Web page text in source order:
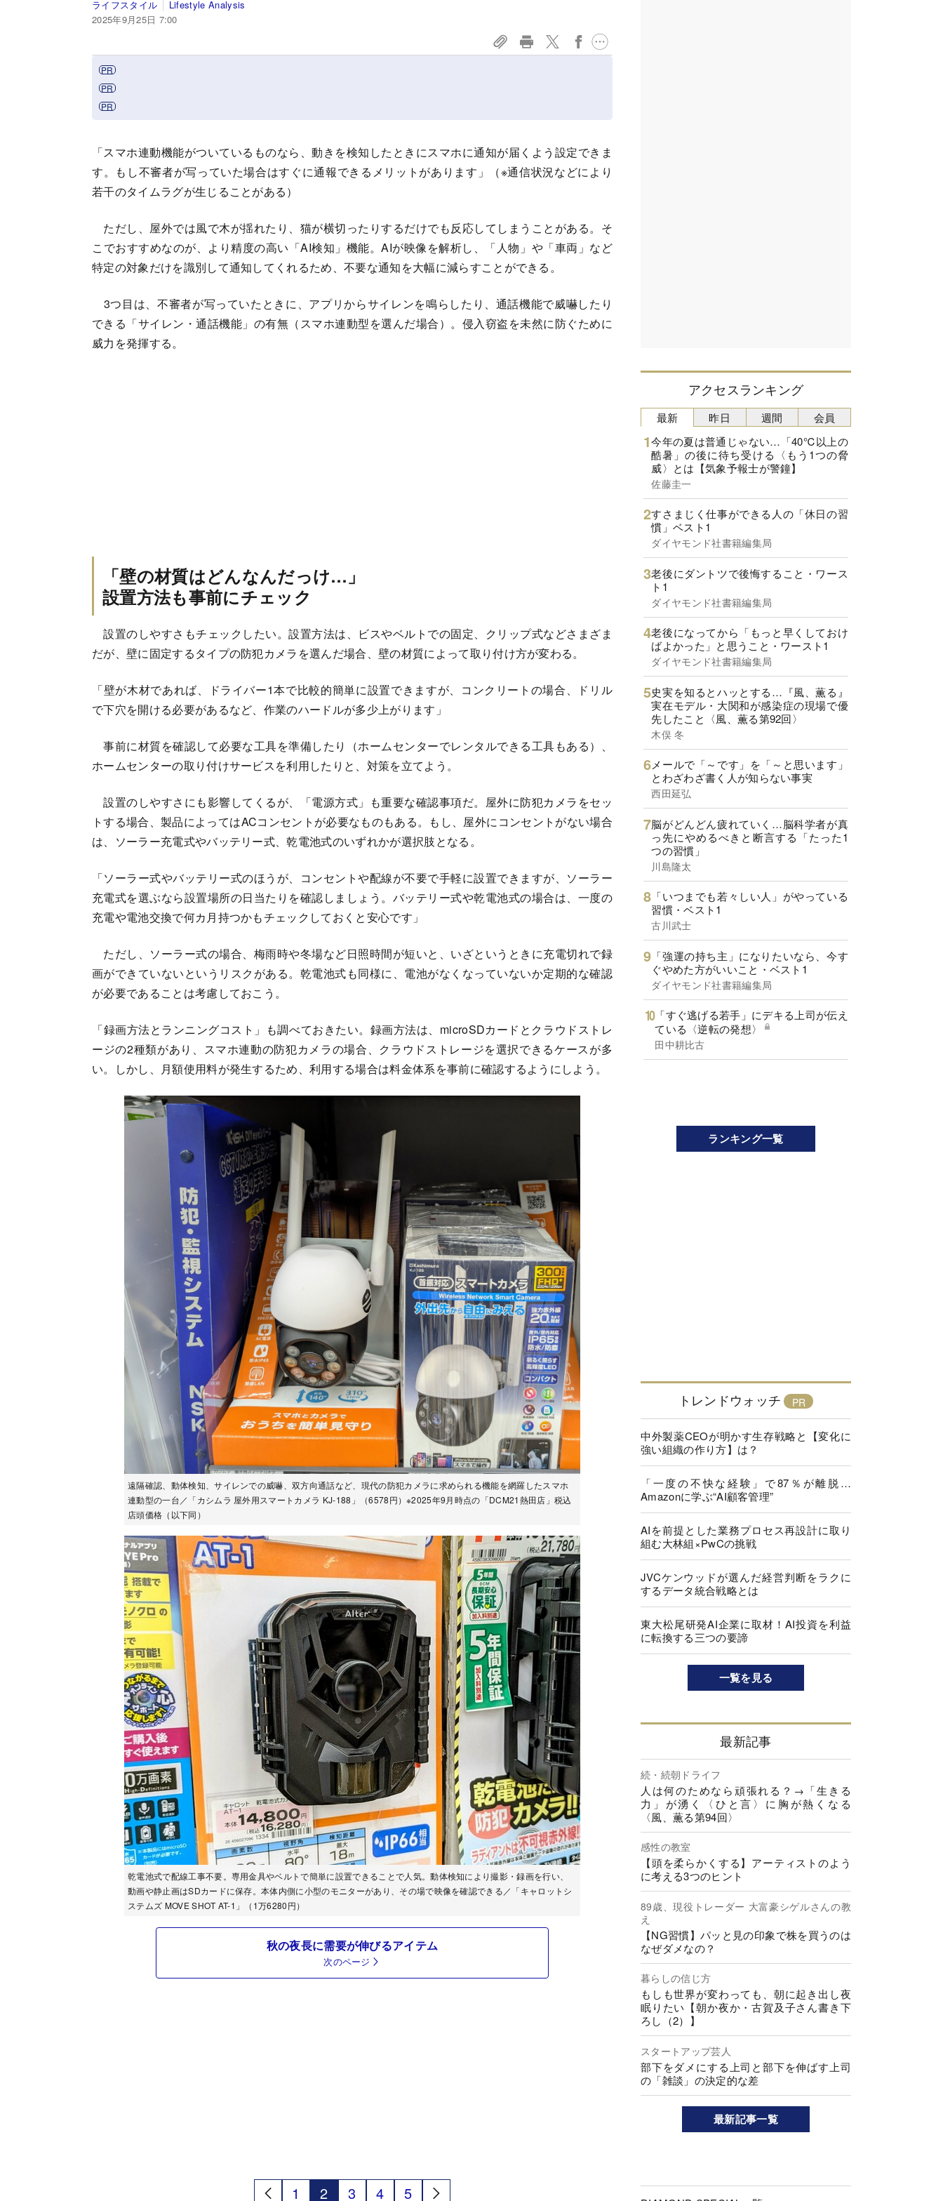
ライフスタイル
Lifestyle Analysis
2025年9月25日 7:00
「スマホ連動機能がついているものなら、動きを検知したときにスマホに通知が届くよう設定できま
す。もし不審者が写っていた場合はすぐに通報できるメリットがあります」（※通信状況などにより
若干のタイムラグが生じることがある）
ただし、屋外では風で木が揺れたり、猫が横切ったりするだけでも反応してしまうことがある。そ
こでおすすめなのが、より精度の高い「AI検知」機能。AIが映像を解析し、「人物」や「車両」など
特定の対象だけを識別して通知してくれるため、不要な通知を大幅に減らすことができる。
3つ目は、不審者が写っていたときに、アプリからサイレンを鳴らしたり、通話機能で威嚇したり
できる「サイレン・通話機能」の有無（スマホ連動型を選んだ場合）。侵入窃盗を未然に防ぐために
威力を発揮する。
「壁の材質はどんなんだっけ…」
設置方法も事前にチェック
設置のしやすさもチェックしたい。設置方法は、ビスやベルトでの固定、クリップ式などさまざま
だが、壁に固定するタイプの防犯カメラを選んだ場合、壁の材質によって取り付け方が変わる。
「壁が木材であれば、ドライバー1本で比較的簡単に設置できますが、コンクリートの場合、ドリル
で下穴を開ける必要があるなど、作業のハードルが多少上がります」
事前に材質を確認して必要な工具を準備したり（ホームセンターでレンタルできる工具もある）、
ホームセンターの取り付けサービスを利用したりと、対策を立てよう。
設置のしやすさにも影響してくるが、「電源方式」も重要な確認事項だ。屋外に防犯カメラをセッ
トする場合、製品によってはACコンセントが必要なものもある。もし、屋外にコンセントがない場合
は、ソーラー充電式やバッテリー式、乾電池式のいずれかが選択肢となる。
「ソーラー式やバッテリー式のほうが、コンセントや配線が不要で手軽に設置できますが、ソーラー
充電式を選ぶなら設置場所の日当たりを確認しましょう。バッテリー式や乾電池式の場合は、一度の
充電や電池交換で何カ月持つかもチェックしておくと安心です」
ただし、ソーラー式の場合、梅雨時や冬場など日照時間が短いと、いざというときに充電切れで録
画ができていないというリスクがある。乾電池式も同様に、電池がなくなっていないか定期的な確認
が必要であることは考慮しておこう。
「録画方法とランニングコスト」も調べておきたい。録画方法は、microSDカードとクラウドストレ
ージの2種類があり、スマホ連動の防犯カメラの場合、クラウドストレージを選択できるケースが多
い。しかし、月額使用料が発生するため、利用する場合は料金体系を事前に確認するようにしよう。
遠隔確認、動体検知、サイレンでの威嚇、双方向通話など、現代の防犯カメラに求められる機能を網羅したスマホ
連動型の一台／「カシムラ 屋外用スマートカメラ KJ-188」（6578円）※2025年9月時点の「DCM21熱田店」税込
店頭価格（以下同）
乾電池式で配線工事不要。専用金具やベルトで簡単に設置できることで人気。動体検知により撮影・録画を行い、
動画や静止画はSDカードに保存。本体内側に小型のモニターがあり、その場で映像を確認できる／「キャロットシ
ステムズ MOVE SHOT AT-1」（1万6280円）
秋の夜長に需要が伸びるアイテム
次のページ
1 2 3 4 5
アクセスランキング
最新
今年の夏は普通じゃない…「40℃以上の
酷暑」の後に待ち受ける〈もう1つの脅
威〉とは【気象予報士が警鐘】
佐藤圭一
すさまじく仕事ができる人の「休日の習
慣」ベスト1
ダイヤモンド社書籍編集局
老後にダントツで後悔すること・ワース
ト1
ダイヤモンド社書籍編集局
老後になってから「もっと早くしておけ
ばよかった」と思うこと・ワースト1
ダイヤモンド社書籍編集局
史実を知るとハッとする…『風、薫る』
実在モデル・大関和が感染症の現場で優
先したこと〈風、薫る第92回〉
木俣 冬
メールで「～です」を「～と思います」
とわざわざ書く人が知らない事実
西田延弘
脳がどんどん疲れていく…脳科学者が真
っ先にやめるべきと断言する「たった1
つの習慣」
川島隆太
「いつまでも若々しい人」がやっている
習慣・ベスト1
古川武士
「強運の持ち主」になりたいなら、今す
ぐやめた方がいいこと・ベスト1
ダイヤモンド社書籍編集局
「すぐ逃げる若手」にデキる上司が伝え
ている〈逆転の発想〉
田中耕比古
昨日 週間 会員
ランキング一覧
トレンドウォッチ
中外製薬CEOが明かす生存戦略と【変化に
強い組織の作り方】は？
「一度の不快な経験」で87％が離脱…
Amazonに学ぶ“AI顧客管理”
AIを前提とした業務プロセス再設計に取り
組む大林組×PwCの挑戦
JVCケンウッドが選んだ経営判断をラクに
するデータ統合戦略とは
東大松尾研発AI企業に取材！AI投資を利益
に転換する三つの要諦
一覧を見る
最新記事
続・続朝ドライフ
人は何のためなら頑張れる？→「生きる
力」が湧く〈ひと言〉に胸が熱くなる
〈風、薫る第94回〉
感性の教室
【頭を柔らかくする】アーティストのよう
に考える3つのヒント
89歳、現役トレーダー 大富豪シゲルさんの教
え
【NG習慣】パッと見の印象で株を買うのは
なぜダメなの？
暮らしの信じ方
もしも世界が変わっても、朝に起き出し夜
眠りたい【朝か夜か・古賀及子さん書き下
ろし（2）】
スタートアップ芸人
部下をダメにする上司と部下を伸ばす上司
の「雑談」の決定的な差
最新記事一覧